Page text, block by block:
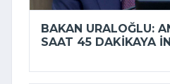
BAKAN URALOĞLU:
SAAT 45 DAKIKAYA